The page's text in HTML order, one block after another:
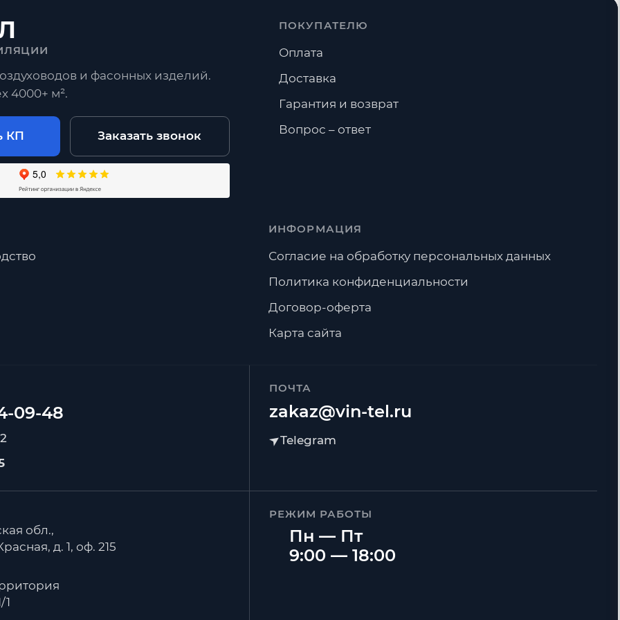
нестандартный размер?
весь комплект вентиляции?
и фасонных изделий.
4000+ м².
КП Заказать звонок
ПОЧТА
zakaz@vin-tel.ru
обл.,
д. 1, оф. 215
1
РЕЖИМ РАБОТЫ
Пн — Пт
9:00 — 18:00
ПОКУПАТЕЛЮ
Оплата
Доставка
Гарантия и возврат
Вопрос – ответ
ИНФОРМАЦИЯ
Согласие на обработку персональных данных
Политика конфиденциальности
Договор-оферта
Карта сайта